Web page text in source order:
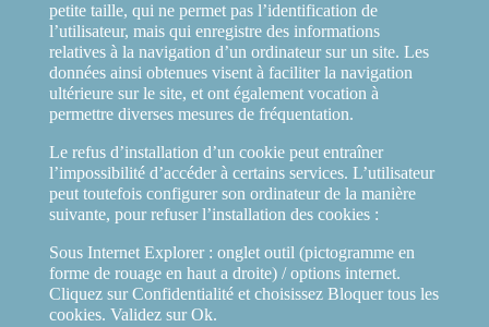
petite taille, qui ne permet pas l’identification de
l’utilisateur, mais qui enregistre des informations
relatives à la navigation d’un ordinateur sur un site. Les
données ainsi obtenues visent à faciliter la navigation
ultérieure sur le site, et ont également vocation à
permettre diverses mesures de fréquentation.
Le refus d’installation d’un cookie peut entraîner
l’impossibilité d’accéder à certains services. L’utilisateur
peut toutefois configurer son ordinateur de la manière
suivante, pour refuser l’installation des cookies :
Sous Internet Explorer : onglet outil (pictogramme en
forme de rouage en haut a droite) / options internet.
Cliquez sur Confidentialité et choisissez Bloquer tous les
cookies. Validez sur Ok.